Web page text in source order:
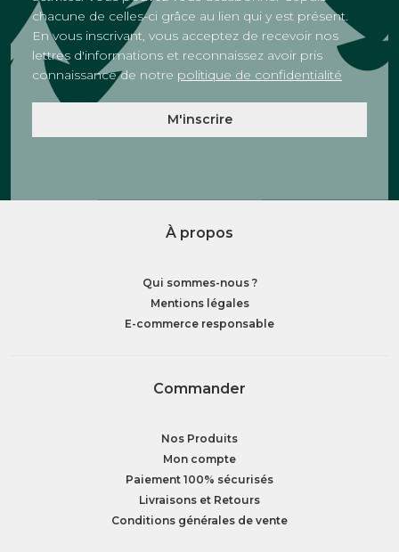
chacune de celles-ci grâce au lien qui y est présent.
En vous inscrivant, vous acceptez de recevoir nos
lettres d'informations et reconnaissez avoir pris
connaissance de notre politique de confidentialité
À propos
Qui sommes-nous ?
Mentions légales
E-commerce responsable
Commander
Nos Produits
Mon compte
Paiement 100% sécurisés
Livraisons et Retours
Conditions générales de vente